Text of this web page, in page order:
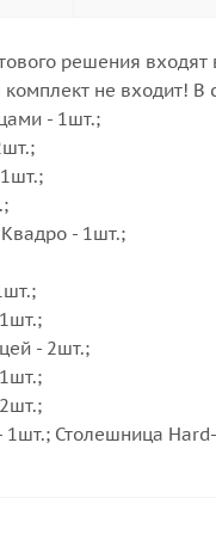
решения
не входит! В
- 1шт.;
- 1шт.;
- 2шт.;
Столешница